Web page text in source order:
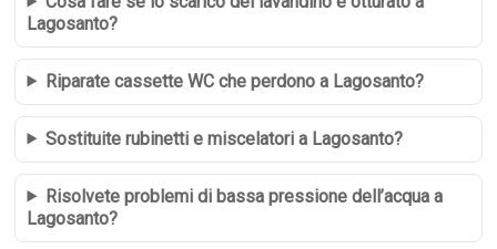
Lagosanto?
Riparate cassette WC che perdono a Lagosanto?
Sostituite rubinetti e miscelatori a Lagosanto?
Risolvete problemi di bassa pressione dell’acqua a
Lagosanto?